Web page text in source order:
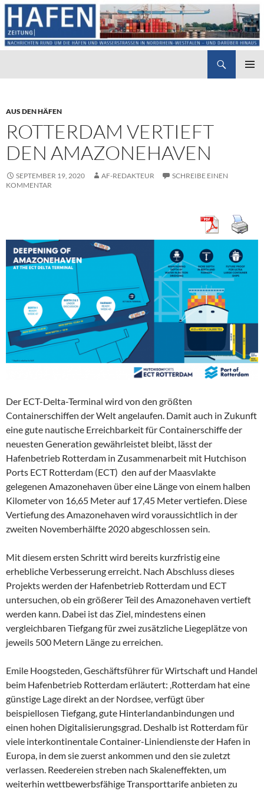
AUS DEN HÄFEN
ROTTERDAM VERTIEFT
DEN AMAZONEHAVEN
SEPTEMBER 19, 2020 AF-REDAKTEUR
SCHREIBE EINEN
KOMMENTAR
Der ECT-Delta-Terminal wird von den größten
Containerschiffen der Welt angelaufen. Damit auch in Zukunft
eine gute nautische Erreichbarkeit für Containerschiffe der
neuesten Generation gewährleistet bleibt, lässt der
Hafenbetrieb Rotterdam in Zusammenarbeit mit Hutchison
Ports ECT Rotterdam (ECT) den auf der Maasvlakte
gelegenen Amazonehaven über eine Länge von einem halben
Kilometer von 16,65 Meter auf 17,45 Meter vertiefen. Diese
Vertiefung des Amazonehaven wird voraussichtlich in der
zweiten Novemberhälfte 2020 abgeschlossen sein.
Mit diesem ersten Schritt wird bereits kurzfristig eine
erhebliche Verbesserung erreicht. Nach Abschluss dieses
Projekts werden der Hafenbetrieb Rotterdam und ECT
untersuchen, ob ein größerer Teil des Amazonehaven vertieft
werden kann. Dabei ist das Ziel, mindestens einen
vergleichbaren Tiefgang für zwei zusätzliche Liegeplätze von
jeweils 500 Metern Länge zu erreichen.
Emile Hoogsteden, Geschäftsführer für Wirtschaft und Handel
beim Hafenbetrieb Rotterdam erläutert: ‚Rotterdam hat eine
günstige Lage direkt an der Nordsee, verfügt über
beispiellosen Tiefgang, gute Hinterlandanbindungen und
einen hohen Digitalisierungsgrad. Deshalb ist Rotterdam für
viele interkontinentale Container-Liniendienste der Hafen in
Europa, in dem sie zuerst ankommen und den sie zuletzt
verlassen. Reedereien streben nach Skaleneffekten, um
weiterhin wettbewerbsfähige Transporttarife anbieten zu